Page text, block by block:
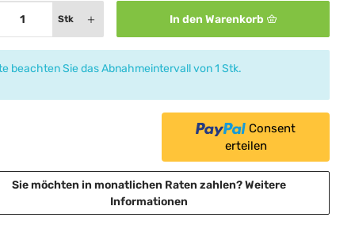
Stk In den Warenkorb
beachten Sie das Abnahmeintervall von 1 Stk.
Consent
erteilen
Sie möchten in monatlichen Raten zahlen?Weitere
Informationen